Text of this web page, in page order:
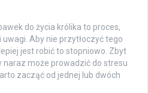
do życia królika to proces,
Aby nie przytłoczyć tego
jest robić to stopniowo. Zbyt
może prowadzić do stresu
zacząć od jednej lub dwóch